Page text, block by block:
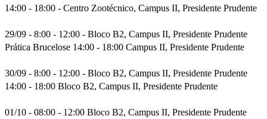
14:00 - 18:00 - Centro Zootécnico, Campus II, Presidente Prudente
29/09 - 8:00 - 12:00 - Bloco B2, Campus II, Presidente Prudente
Prática Brucelose 14:00 - 18:00 Campus II, Presidente Prudente
30/09 - 8:00 - 12:00 - Bloco B2, Campus II, Presidente Prudente
14:00 - 18:00 Bloco B2, Campus II, Presidente Prudente
01/10 - 08:00 - 12:00 Bloco B2, Campus II, Presidente Prudente